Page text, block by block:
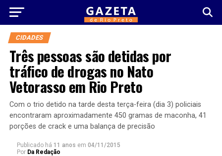
CIDADES
Três pessoas são detidas por
tráfico de drogas no Nato
Vetorasso em Rio Preto
Com o trio detido na tarde desta terça-feira (dia 3) policiais
encontraram aproximadamente 450 gramas de maconha, 41
porções de crack e uma balança de precisão
Publicado há 11 anos em 04/11/2015
Por Da Redação